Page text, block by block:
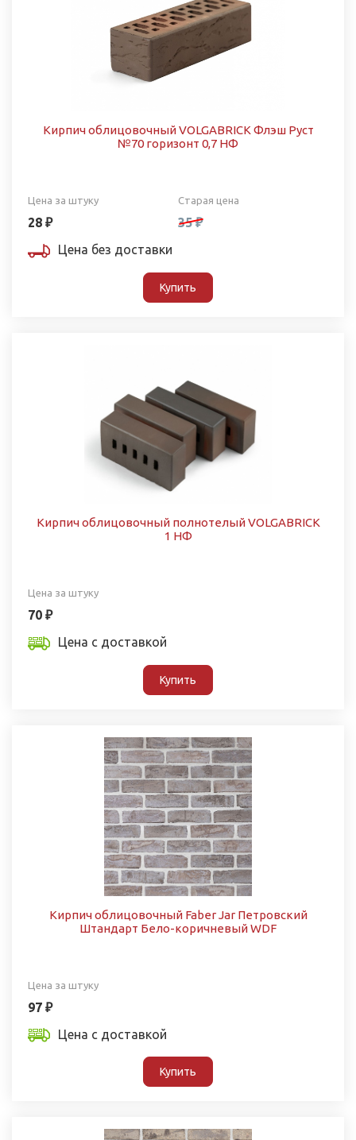
Кирпич облицовочный VOLGABRICK Флэш Руст
№70 горизонт 0,7 НФ
Цена за штуку
28 ₽
Старая цена
35 ₽
Цена без доставки
Купить
Кирпич облицовочный полнотелый VOLGABRICK
1 НФ
Цена за штуку
70 ₽
Цена с доставкой
Купить
Кирпич облицовочный Faber Jar Петровский
Штандарт Бело-коричневый WDF
Цена за штуку
97 ₽
Цена с доставкой
Купить